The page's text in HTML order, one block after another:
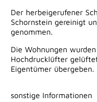
Der herbeigerufener
Schornstein gereinigt
genommen.
Die Wohnungen
Hochdrucklüfter
Eigentümer übergeben.
sonstige Informationen